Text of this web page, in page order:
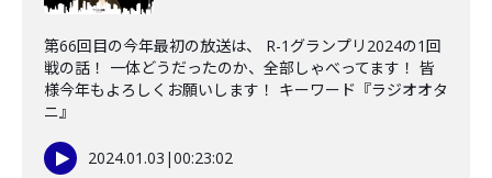
第66回目の今年最初の放送は、 R-1グランプリ2024の1回
戦の話！ 一体どうだったのか、全部しゃべってます！ 皆
様今年もよろしくお願いします！ キーワード『ラジオオタ
ニ』
2024.01.03 |00:23:02